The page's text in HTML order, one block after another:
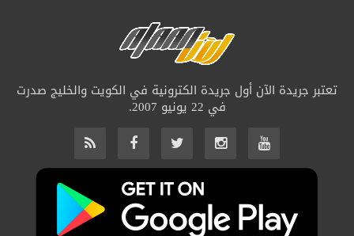
تعتبر جريدة الآن أول جريدة الكترونية في الكويت والخليج صدرت
في 22 يونيو 2007.